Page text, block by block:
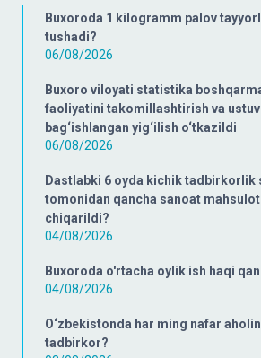
Buxoroda 1 kilogramm palov
tushadi?
06/08/2026
Buxoro viloyati statistika
faoliyatini takomillashtirish va
bag‘ishlangan yig‘ilish o‘tkazildi
06/08/2026
Dastlabki 6 oyda kichik tadbirkorlik
tomonidan qancha sanoat
chiqarildi?
04/08/2026
Buxoroda o'rtacha oylik ish haqi
04/08/2026
O‘zbekistonda har ming nafar
tadbirkor?